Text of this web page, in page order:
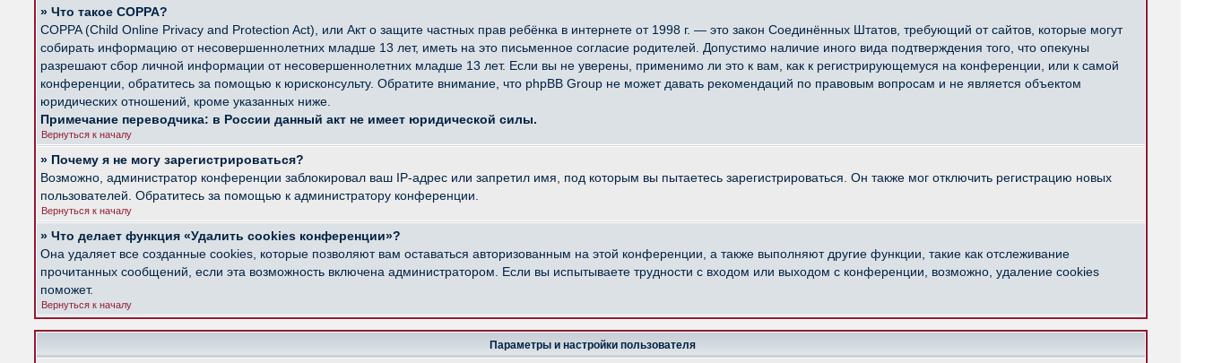
» Что такое COPPA?
COPPA (Child Online Privacy and Protection Act), или Акт о защите частных прав ребёнка в интернете от 1998 г. — это закон Соединённых Штатов, требующий от сайтов, которые могут
собирать информацию от несовершеннолетних младше 13 лет, иметь на это письменное согласие родителей. Допустимо наличие иного вида подтверждения того, что опекуны
разрешают сбор личной информации от несовершеннолетних младше 13 лет. Если вы не уверены, применимо ли это к вам, как к регистрирующемуся на конференции, или к самой
конференции, обратитесь за помощью к юрисконсульту. Обратите внимание, что phpBB Group не может давать рекомендаций по правовым вопросам и не является объектом
юридических отношений, кроме указанных ниже.
Примечание переводчика: в России данный акт не имеет юридической силы.
Вернуться к началу
» Почему я не могу зарегистрироваться?
Возможно, администратор конференции заблокировал ваш IP-адрес или запретил имя, под которым вы пытаетесь зарегистрироваться. Он также мог отключить регистрацию новых
пользователей. Обратитесь за помощью к администратору конференции.
Вернуться к началу
» Что делает функция «Удалить cookies конференции»?
Она удаляет все созданные cookies, которые позволяют вам оставаться авторизованным на этой конференции, а также выполняют другие функции, такие как отслеживание
прочитанных сообщений, если эта возможность включена администратором. Если вы испытываете трудности с входом или выходом с конференции, возможно, удаление cookies
поможет.
Вернуться к началу
Параметры и настройки пользователя